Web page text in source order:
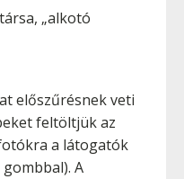
„alkotó
előszűrésnek veti
feltöltjük az
a látogatók
A